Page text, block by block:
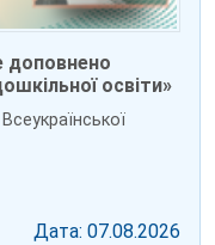
доповнено
освіти»
Дата: 07.08.2026